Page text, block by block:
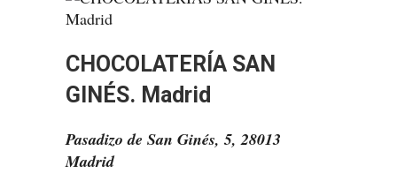
CHOCOLATERÍA SAN
GINÉS. Madrid
Pasadizo de San Ginés, 5, 28013
Madrid